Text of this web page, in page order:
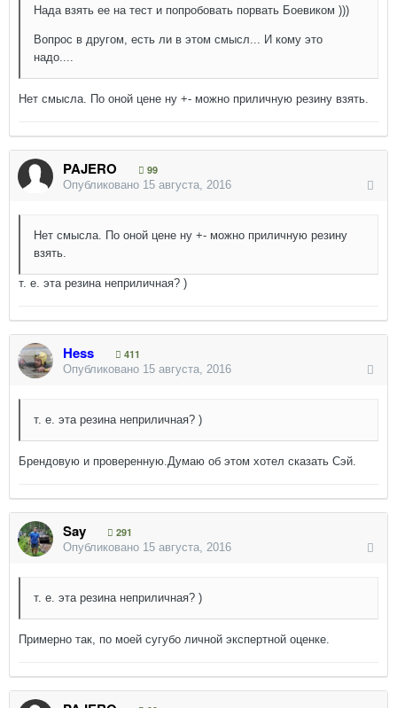
Нада взять ее на тест и попробовать порвать Боевиком )))
Вопрос в другом, есть ли в этом смысл... И кому это
надо....
Нет смысла. По оной цене ну +- можно приличную резину взять.
PAJERO
99
Опубликовано 15 августа, 2016
Нет смысла. По оной цене ну +- можно приличную резину
взять.
т. е. эта резина неприличная? )
Hess
411
Опубликовано 15 августа, 2016
т. е. эта резина неприличная? )
Брендовую и проверенную.Думаю об этом хотел сказать Сэй.
Say
291
Опубликовано 15 августа, 2016
т. е. эта резина неприличная? )
Примерно так, по моей сугубо личной экспертной оценке.